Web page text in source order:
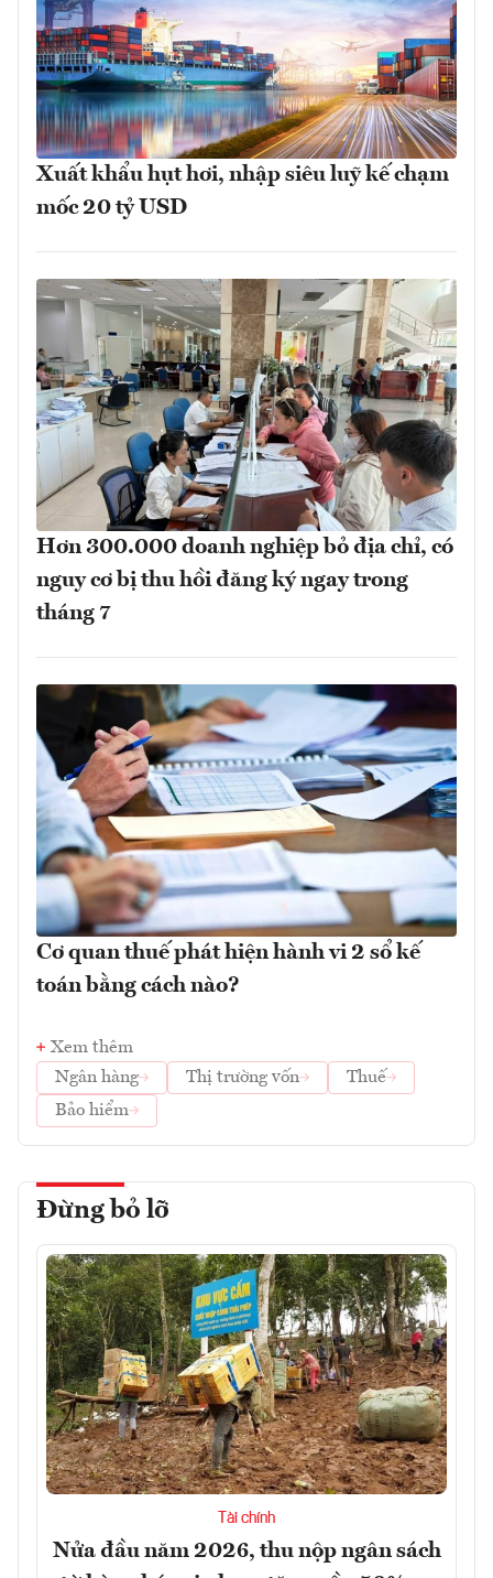
Xuất khẩu hụt hơi, nhập siêu luỹ kế chạm
mốc 20 tỷ USD
Hơn 300.000 doanh nghiệp bỏ địa chỉ, có
nguy cơ bị thu hồi đăng ký ngay trong
tháng 7
Cơ quan thuế phát hiện hành vi 2 sổ kế
toán bằng cách nào?
Xem thêm
Ngân hàng
Thị trường vốn
Thuế
Bảo hiểm
Đừng bỏ lỡ
Tài chính
Nửa đầu năm 2026, thu nộp ngân sách